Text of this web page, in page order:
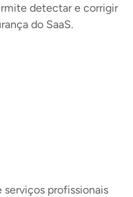
detectar e corrigir
do SaaS.
profissionais